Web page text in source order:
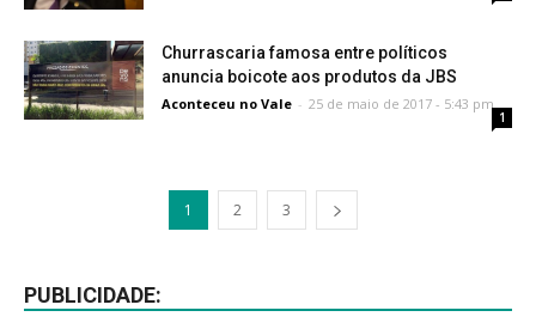
Churrascaria famosa entre políticos
anuncia boicote aos produtos da JBS
Aconteceu no Vale - 25 de maio de 2017 - 5:43 pm
1
1 2 3
PUBLICIDADE: